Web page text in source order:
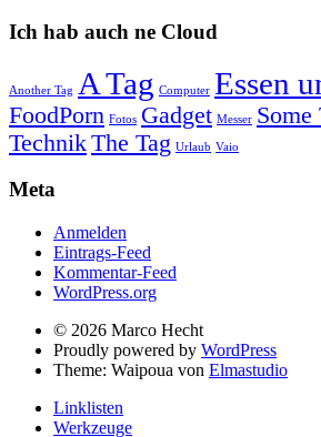
Ich hab auch ne Cloud
Another Tag A Tag Computer Essen
FoodPorn Fotos Gadget Messer Some
TechnikThe Tag Urlaub Vaio
Meta
Anmelden
Eintrags-Feed
Kommentar-Feed
WordPress.org
© 2026 Marco Hecht
Proudly powered by WordPress
Theme: Waipoua von Elmastudio
Linklisten
Werkzeuge